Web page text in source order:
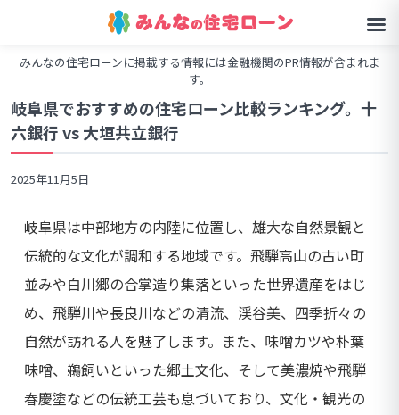
みんなの住宅ローンに掲載する情報には金融機関のPR情報が含まれま
す。
岐阜県でおすすめの住宅ローン比較ランキング。十
六銀行 vs 大垣共立銀行
2025年11月5日
岐阜県は中部地方の内陸に位置し、雄大な自然景観と
伝統的な文化が調和する地域です。飛騨高山の古い町
並みや白川郷の合掌造り集落といった世界遺産をはじ
め、飛騨川や長良川などの清流、渓谷美、四季折々の
自然が訪れる人を魅了します。また、味噌カツや朴葉
味噌、鵜飼いといった郷土文化、そして美濃焼や飛騨
春慶塗などの伝統工芸も息づいており、文化・観光の